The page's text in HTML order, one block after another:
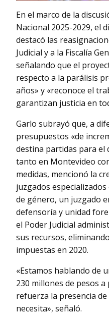
En el marco de la
Nacional 2025-2029, el
destacó las
Judicial y a la Fiscalía
señalando que el
respecto a la parálisis
años» y «reconoce el
garantizan justicia en
Garlo subrayó que, a
presupuestos «de
destina partidas para el
tanto en Montevideo
medidas, mencionó la
juzgados
de género, un juzgado
defensoría y unidad
el Poder Judicial
sus recursos,
impuestas en 2020.
«Estamos hablando de
230 millones de pesos
refuerza la presencia
necesita», señaló.